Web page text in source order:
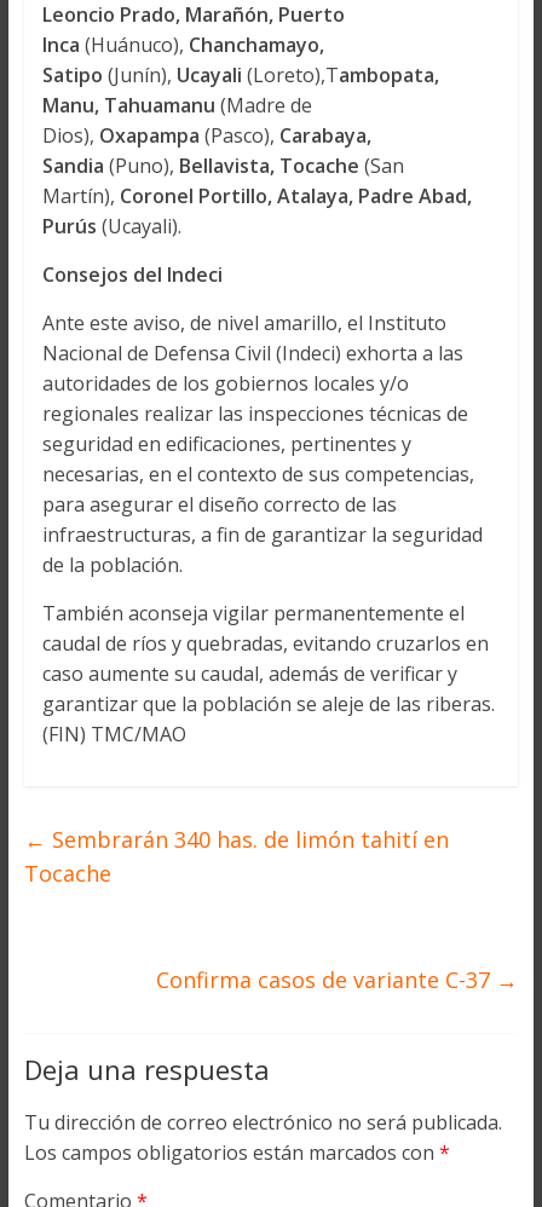
Leoncio Prado, Marañón, Puerto
Inca (Huánuco), Chanchamayo,
Satipo (Junín), Ucayali (Loreto),Tambopata,
Manu, Tahuamanu (Madre de
Dios), Oxapampa (Pasco), Carabaya,
Sandia (Puno), Bellavista, Tocache (San
Martín), Coronel Portillo, Atalaya, Padre Abad,
Purús (Ucayali).
Consejos del Indeci
Ante este aviso, de nivel amarillo, el Instituto
Nacional de Defensa Civil (Indeci) exhorta a las
autoridades de los gobiernos locales y/o
regionales realizar las inspecciones técnicas de
seguridad en edificaciones, pertinentes y
necesarias, en el contexto de sus competencias,
para asegurar el diseño correcto de las
infraestructuras, a fin de garantizar la seguridad
de la población.
También aconseja vigilar permanentemente el
caudal de ríos y quebradas, evitando cruzarlos en
caso aumente su caudal, además de verificar y
garantizar que la población se aleje de las riberas.
(FIN) TMC/MAO
← Sembrarán 340 has. de limón tahití en
Tocache
Confirma casos de variante C-37 →
Deja una respuesta
Tu dirección de correo electrónico no será publicada.
Los campos obligatorios están marcados con *
Comentario *